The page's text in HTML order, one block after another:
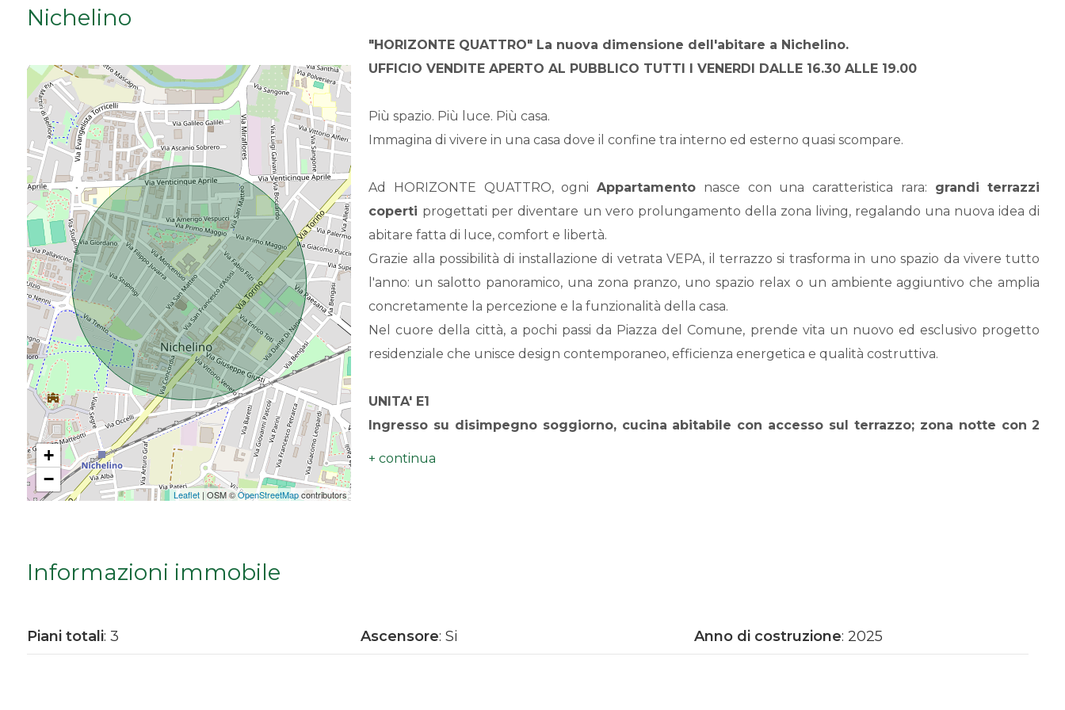
Nichelino
+
−
Leaflet | OSM ©OpenStreetMapcontributors
"HORIZONTE QUATTRO" La nuova dimensione dell'abitare a Nichelino.
UFFICIO VENDITE APERTO AL PUBBLICO TUTTI I VENERDI DALLE 16.30 ALLE 19.00
Più spazio. Più luce. Più casa.
Immagina di vivere in una casa dove il confine tra interno ed esterno quasi scompare.
Ad HORIZONTE QUATTRO, ogniAppartamento nasce con una caratteristica rara: grandi terrazzi
coperti progettati per diventare un vero prolungamento della zona living, regalando una nuova idea di
abitare fatta di luce, comfort e libertà.
Grazie alla possibilità di installazione di vetrata VEPA, il terrazzo si trasforma in uno spazio da vivere tutto
l'anno: un salotto panoramico, una zona pranzo, uno spazio relax o un ambiente aggiuntivo che amplia
concretamente la percezione e la funzionalità della casa.
Nel cuore della città, a pochi passi da Piazza del Comune, prende vita un nuovo ed esclusivo progetto
residenziale che unisce design contemporaneo, efficienza energetica e qualità costruttiva.
UNITA' E1
Ingresso su disimpegno soggiorno, cucina abitabile con accesso sul terrazzo; zona notte con 2
camere e doppi servizi oltre ad utile ripostiglio. Il tutto impreziosito da una loggia coperta
impianti ad alta efficienza energetica;
Informazioni immobile
Piani totali: 3 Ascensore: Si Anno di costruzione: 2025
Da € 50.000 a € 100.000
Da € 100.000 a € 200.000
Da € 200.000 a € 400.000
Da € 400.000 a € 600.000
Da € 600.000 a € 800.000
Da € 800.000 a € 1.000.000
Da € 1.000.000 a € 2.000.000
Da € 2.000.000 a € 5.000.000
Da € 5.000.000 a € 10.000.000
Oltre € 10.000.000
Totale